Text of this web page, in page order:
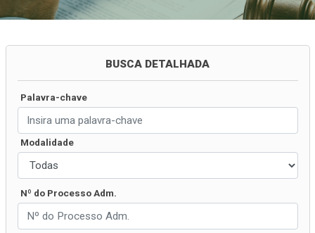
BUSCA DETALHADA
Palavra-chave
Modalidade
Nº do Processo Adm.